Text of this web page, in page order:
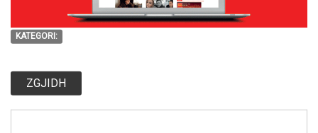
KATEGORI:
ZGJIDH